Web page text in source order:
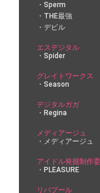
Sperm
THE最強
デビル
エスデジタル
Spider
グレイトワークス
Season
デジタルガガ
Regina
メディアージュ
メディアージュ
アイドル発掘制作
PLEASURE
リバプール